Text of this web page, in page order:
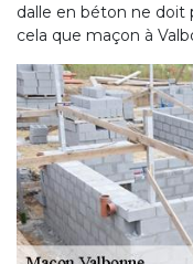
dalle en béton ne doit
cela que maçon à